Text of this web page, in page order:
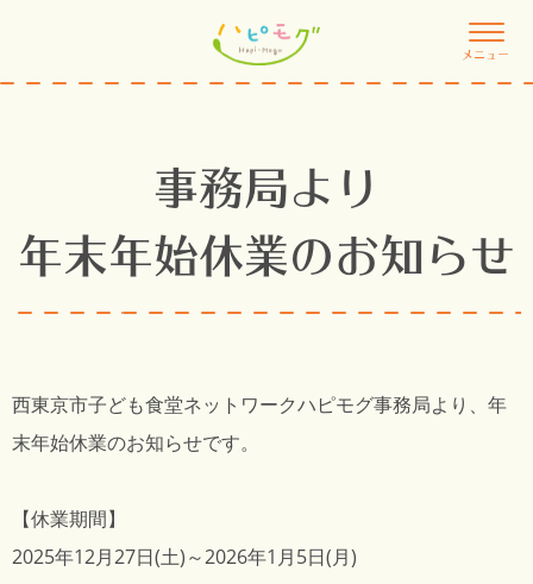
メニュー
事務局より
年末年始休業のお知らせ
西東京市子ども食堂ネットワークハピモグ事務局より、年
末年始休業のお知らせです。
【休業期間】
2025年12月27日(土)～2026年1月5日(月)